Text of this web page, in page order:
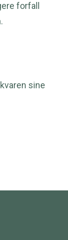
forfall
sine